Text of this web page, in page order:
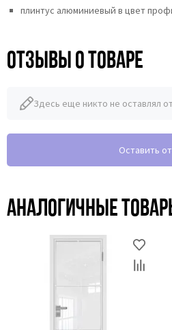
плинтус алюминиевый в цвет
Отзывы о товаре
Здесь еще никто не оставлял
Оставить
Аналогичные